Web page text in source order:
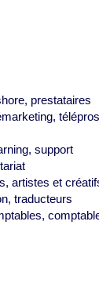
prestataires
support
artistes et
traducteurs